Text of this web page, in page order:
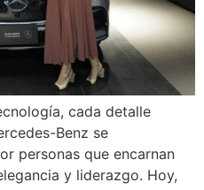
cada detalle
Benz se
personas que encarnan
y liderazgo. Hoy,